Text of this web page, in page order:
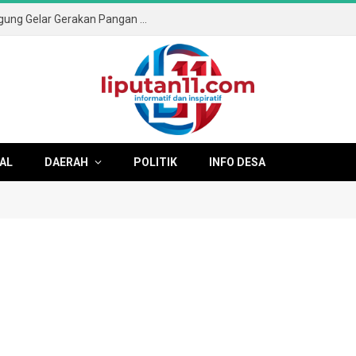
DAERAH POLITIK INFO DESA